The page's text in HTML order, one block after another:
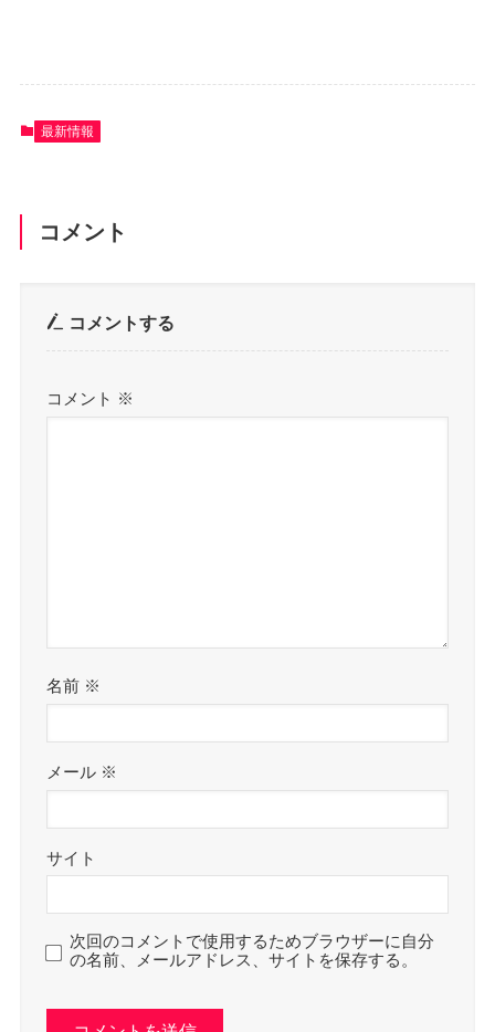
最新情報
コメント
コメントする
コメント ※
名前 ※
メール ※
サイト
次回のコメントで使用するためブラウザーに自分
の名前、メールアドレス、サイトを保存する。